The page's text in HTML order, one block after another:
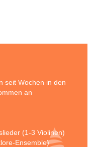
seit Wochen in den
an
(1-3 Violinen)
Ensemble)